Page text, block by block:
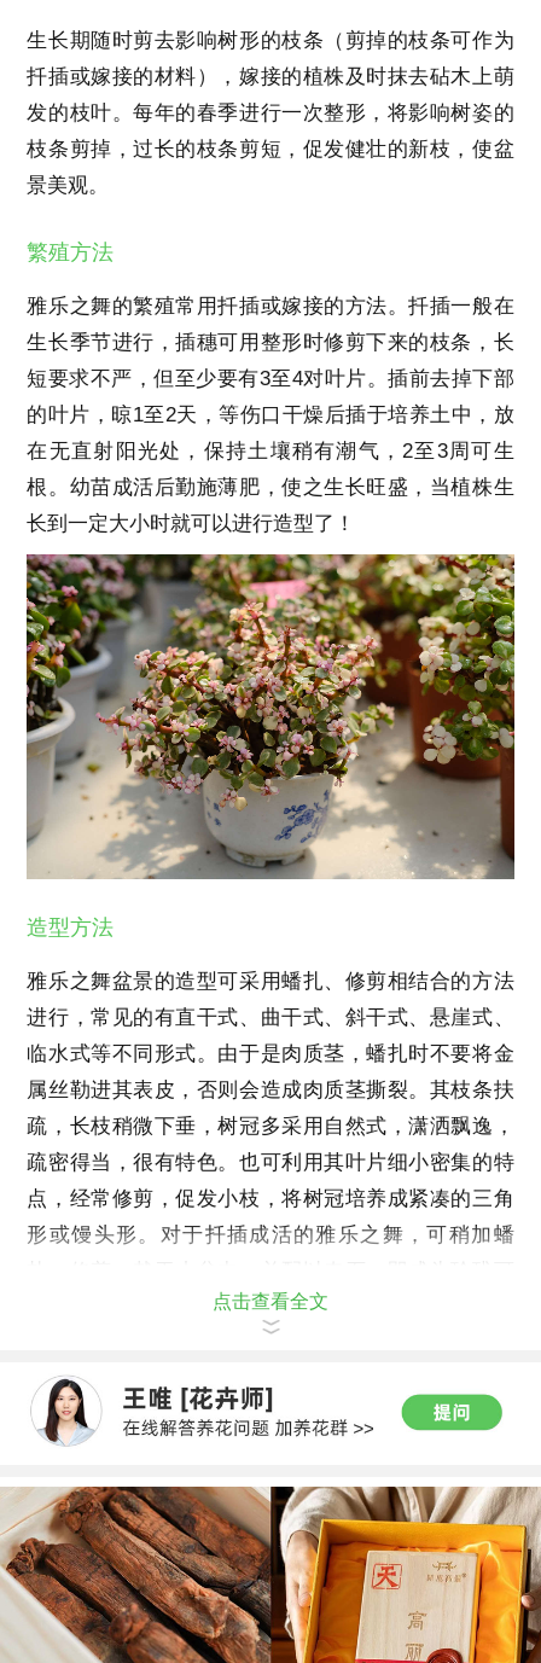
生长期随时剪去影响树形的枝条（剪掉的枝条可作为
扦插或嫁接的材料），嫁接的植株及时抹去砧木上萌
发的枝叶。每年的春季进行一次整形，将影响树姿的
枝条剪掉，过长的枝条剪短，促发健壮的新枝，使盆
景美观。
繁殖方法
雅乐之舞的繁殖常用扦插或嫁接的方法。扦插一般在
生长季节进行，插穗可用整形时修剪下来的枝条，长
短要求不严，但至少要有3至4对叶片。插前去掉下部
的叶片，晾1至2天，等伤口干燥后插于培养土中，放
在无直射阳光处，保持土壤稍有潮气，2至3周可生
根。幼苗成活后勤施薄肥，使之生长旺盛，当植株生
长到一定大小时就可以进行造型了！
造型方法
雅乐之舞盆景的造型可采用蟠扎、修剪相结合的方法
进行，常见的有直干式、曲干式、斜干式、悬崖式、
临水式等不同形式。由于是肉质茎，蟠扎时不要将金
属丝勒进其表皮，否则会造成肉质茎撕裂。其枝条扶
疏，长枝稍微下垂，树冠多采用自然式，潇洒飘逸，
疏密得当，很有特色。也可利用其叶片细小密集的特
点，经常修剪，促发小枝，将树冠培养成紧凑的三角
形或馒头形。对于扦插成活的雅乐之舞，可稍加蟠
爱，精巧别致的微型盆景。点击查看全文